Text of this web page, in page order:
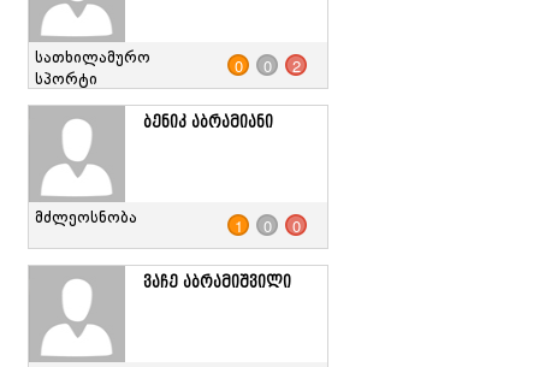
სათხილამურო
სპორტი
0 0 2
ბენიკ აბრამიანი
მძლეოსნობა 1 0 0
ვაჩე აბრამიშვილი